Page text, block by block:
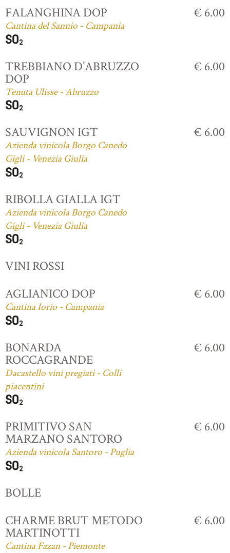
FALANGHINA DOP
Cantina del Sannio - Campania
€ 6.00
TREBBIANO D’ABRUZZO
DOP
Tenuta Ulisse - Abruzzo
€ 6.00
SAUVIGNON IGT
Azienda vinicola Borgo Canedo
Gigli - Venezia Giulia
€ 6.00
RIBOLLA GIALLA IGT
Azienda vinicola Borgo Canedo
Gigli - Venezia Giulia
VINI ROSSI
AGLIANICO DOP
Cantina Iorio - Campania
€ 6.00
BONARDA
ROCCAGRANDE
Dacastello vini pregiati - Colli
piacentini
€ 6.00
PRIMITIVO SAN
MARZANO SANTORO
Azienda vinicola Santoro - Puglia
€ 6.00
BOLLE
CHARME BRUT METODO
MARTINOTTI
Cantina Fazan - Piemonte
€ 6.00